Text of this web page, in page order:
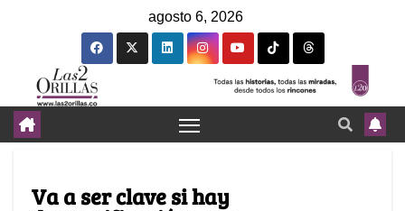
agosto 6, 2026
Va a ser clave si hay